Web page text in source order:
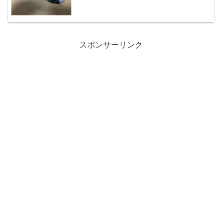
スポンサーリンク